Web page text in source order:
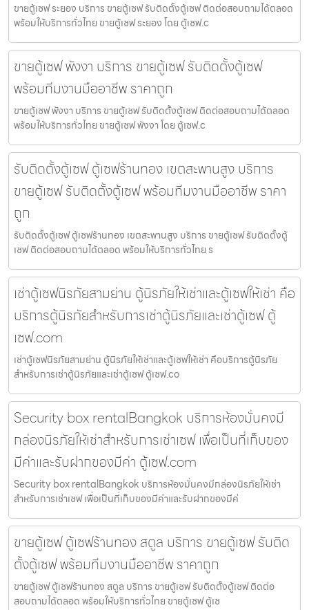
ขายตู้เซฟ ระยอง บริการ ขายตู้เซฟ รับติดตั้งตู้เซฟ ติดต่อสอบถามได้ตลอด
พร้อมให้บริการทั่วไทย ขายตู้เซฟ ระยอง โดย ตู้เซฟ.c
ขายตู้เซฟ พังงา บริการ ขายตู้เซฟ รับติดตั้งตู้เซฟ
พร้อมทีมงานมืออาชีพ ราคาถูก
ขายตู้เซฟ พังงา บริการ ขายตู้เซฟ รับติดตั้งตู้เซฟ ติดต่อสอบถามได้ตลอด
พร้อมให้บริการทั่วไทย ขายตู้เซฟ พังงา โดย ตู้เซฟ.c
รับติดตั้งตู้เซฟ ตู้เซฟร้านทอง เขตสะพานสูง บริการ
ขายตู้เซฟ รับติดตั้งตู้เซฟ พร้อมทีมงานมืออาชีพ ราคา
ถูก
รับติดตั้งตู้เซฟ ตู้เซฟร้านทอง เขตสะพานสูง บริการ ขายตู้เซฟ รับติดตั้งตู้
เซฟ ติดต่อสอบถามได้ตลอด พร้อมให้บริการทั่วไทย ร
เช่าตู้เซฟนิรภัยสามย่าน ตู้นิรภัยให้เช่าและตู้เซฟให้เช่า คือ
บริการตู้นิรภัยสำหรับการเช่าตู้นิรภัยและเช่าตู้เซฟ ตู้
เซฟ.com
เช่าตู้เซฟนิรภัยสามย่าน ตู้นิรภัยให้เช่าและตู้เซฟให้เช่า คือบริการตู้นิรภัย
สำหรับการเช่าตู้นิรภัยและเช่าตู้เซฟ ตู้เซฟ.co
Security box rentalBangkok บริการห้องมั่นคงมี
กล่องนิรภัยให้เช่าสำหรับการเช่าเซฟ เพื่อเป็นที่เก็บของ
มีค่าและรับฝากของมีค่า ตู้เซฟ.com
Security box rentalBangkok บริการห้องมั่นคงมีกล่องนิรภัยให้เช่า
สำหรับการเช่าเซฟ เพื่อเป็นที่เก็บของมีค่าและรับฝากของมีค่
ขายตู้เซฟ ตู้เซฟร้านทอง สตูล บริการ ขายตู้เซฟ รับติด
ตั้งตู้เซฟ พร้อมทีมงานมืออาชีพ ราคาถูก
ขายตู้เซฟ ตู้เซฟร้านทอง สตูล บริการ ขายตู้เซฟ รับติดตั้งตู้เซฟ ติดต่อ
สอบถามได้ตลอด พร้อมให้บริการทั่วไทย ขายตู้เซฟ ตู้เซ